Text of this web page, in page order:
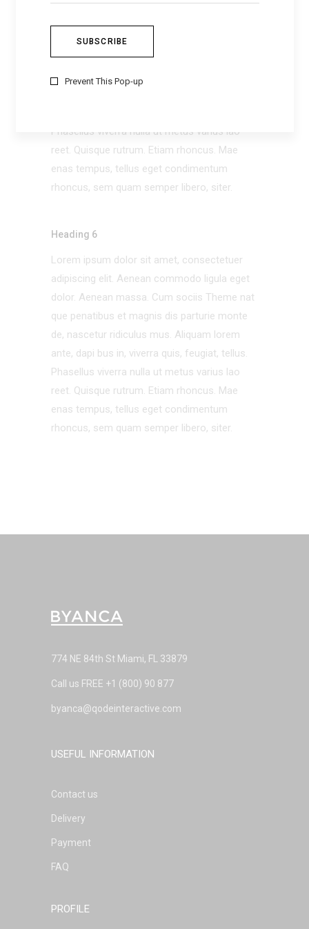
Prevent This Pop-up
adipiscing elit. Aenean commodo ligula eget
dolor. Aenean massa. Cum sociis Theme nat
que penatibus et magnis dis parturie monte
Phasellus viverra nulla ut metus varius lao
reet. Quisque rutrum. Etiam rhoncus. Mae
enas tempus, tellus eget condimentum
rhoncus, sem quam semper libero, siter.
Heading 6
Lorem ipsum dolor sit amet, consectetuer
adipiscing elit. Aenean commodo ligula eget
dolor. Aenean massa. Cum sociis Theme nat
que penatibus et magnis dis parturie monte
de, nascetur ridiculus mus. Aliquam lorem
ante, dapi bus in, viverra quis, feugiat, tellus.
Phasellus viverra nulla ut metus varius lao
reet. Quisque rutrum. Etiam rhoncus. Mae
enas tempus, tellus eget condimentum
rhoncus, sem quam semper libero, siter.
774 NE 84th St Miami, FL 33879
Call us FREE +1 (800) 90 877
byanca@qodeinteractive.com
USEFUL INFORMATION
Contact us
Delivery
Payment
FAQ
PROFILE